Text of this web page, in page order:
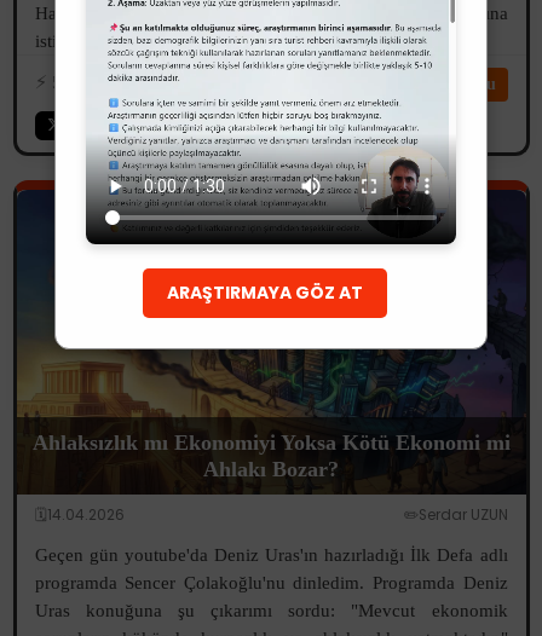
Hakkında Kurum Görüşü" konulu TUREB'in yazısına
istinaden görüşlerimi içermektedir.
⚡️ 599 ⏱️14dk Devamını Oku
Akademik
Ahlaksızlık mı Ekonomiyi Yoksa Kötü Ekonomi mi
Ahlakı Bozar?
🗓️14.04.2026 ✏️Serdar UZUN
Geçen gün youtube'da Deniz Uras'ın hazırladığı İlk Defa adlı
programda Sencer Çolakoğlu'nu dinledim. Programda Deniz
Uras konuğuna şu çıkarımı sordu: "Mevcut ekonomik
ARAŞTIRMAYA GÖZ AT